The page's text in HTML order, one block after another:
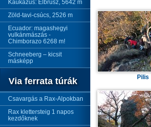
Kaukázus: Elbrusz, 5642 m
Zöld-tavi-csúcs, 2526 m
Ecuador: magashegyi
vulkánmászás -
Chimborazo 6268 m!
Schneeberg – kicsit
másképp
Via ferrata túrák
Csavargás a Rax-Alpokban
Rax klettersteig 1 napos
kezdőknek
Pilis